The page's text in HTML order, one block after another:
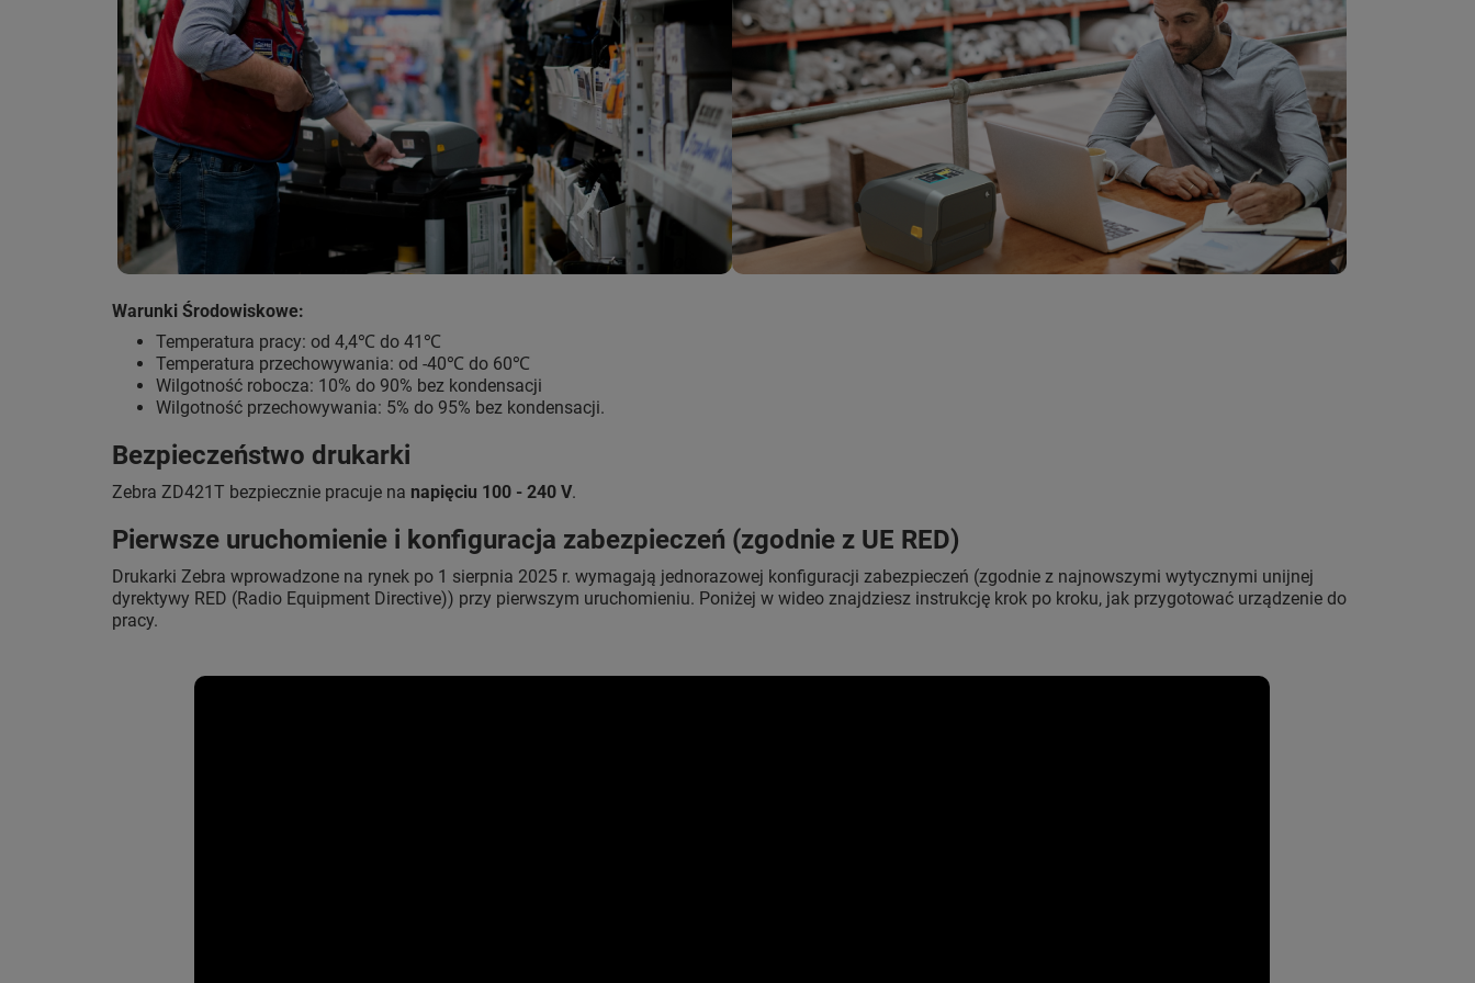
Warunki Środowiskowe:
Temperatura pracy: od 4,4℃ do 41℃
Temperatura przechowywania: od -40℃ do 60℃
Wilgotność robocza: 10% do 90% bez kondensacji
Wilgotność przechowywania: 5% do 95% bez kondensacji.
Bezpieczeństwo drukarki
Zebra ZD421T bezpiecznie pracuje na napięciu 100 - 240 V.
Pierwsze uruchomienie i konfiguracja zabezpieczeń (zgodnie z UE RED)
Drukarki Zebra wprowadzone na rynek po 1 sierpnia 2025 r. wymagają jednorazowej konfiguracji zabezpieczeń (zgodnie z najnowszymi wytycznymi unijnej
dyrektywy RED (Radio Equipment Directive)) przy pierwszym uruchomieniu. Poniżej w wideo znajdziesz instrukcję krok po kroku, jak przygotować urządzenie do
pracy.